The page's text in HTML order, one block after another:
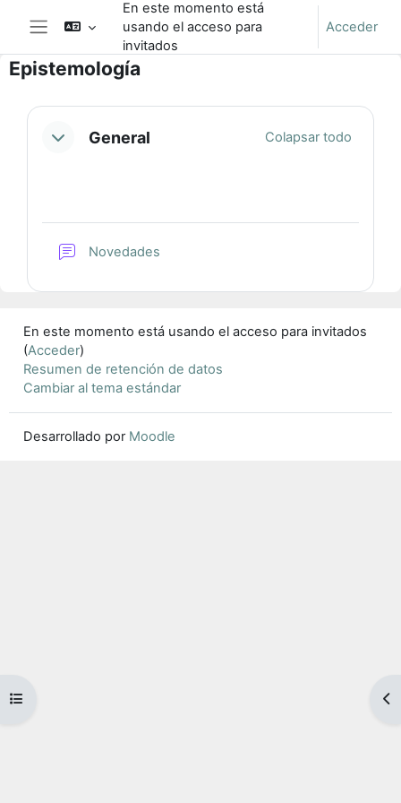
Salta al contenido principalEn este momento está
usando el acceso para
invitados
Acceder
Abrir índice del curso
Epistemología
Perfilado de sección
General Colapsar todo
Novedades
En este momento está usando el acceso para invitados
(Acceder)
Resumen de retención de datos
Cambiar al tema estándar
Desarrollado por Moodle